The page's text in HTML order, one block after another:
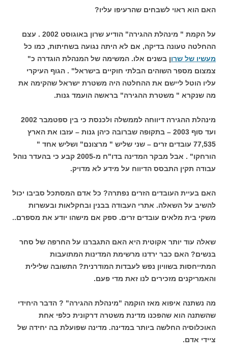
האם הוא ראוי לשבחים שהרעיפו עליו?
על הקמת " מינהלת ההגירה" הודיע שרון באוגוסט 2002 . עצם
ההחלטה טעונה בדיקה, אם לא היתה נגועה בשחיתות, כמו כל
מעשיו של שרון בשנים אלו. המשימה של המנהלת הוגדרה כ"
צמצום מספר השוהים הבלתי חוקיים בישראל" . הגוף העיקרי
עליו הוטל ליישם את ההחלטה היה משטרת ישראל שהקימה את
מה שנקרא " משטרת ההגירה" בראשה הועמד גנות.
מינהלת ההגירה דיווחה לממשלה ולכנסת כי בין ספטמבר 2002
ועד סוף 2003 – בתקופה שברובה כיהן גנות – עזבו את הארץ
77,535 עובדים זרים – שני שליש " מרצונם" ושליש אחד "
הורחקו" . אבל מבקר המדינה בדו"ח מ-2005 קבע כי בהעדר נוהל
עבודה תקין התבסס הדיווח על מידע לא מדויק.
האם בעיית העובדים הזרים נפתרה? כל אדם המסתכל סביבו יכול
להשיב על השאלה. אתרי העבודה בבנין ובחקלאות ובעשרות
משקי בית מלאים עובדים זרים. ספק אם מישהו יודע את מספרם..
שאלה עוד יותר אקוטית היא האם התגברנו על החרפה של סחר
בנשים? האם כבר ירדנו מרשימת המדינות המתועבות
המתייחסות בשוויון נפש לעבדות המודרנית? התשובה שלילית
והאמריקנים מזכירים לנו זאת מדי פעם.
מה נשתנה איפוא מאז הוקמה "מינהלת ההגירה" ? הדבר היחידי
שהשתנה הוא שהפכנו מדינת משטרה דרקונית כלפי אחת
האוכלוסיה החלשה ביותר במדינה. מדינה שפועלת בה יחידה של
ציידי אדם.